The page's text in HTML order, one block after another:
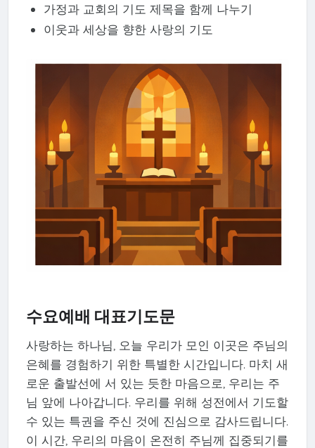
가정과 교회의 기도 제목을 함께 나누기
이웃과 세상을 향한 사랑의 기도
수요예배 대표기도문
사랑하는 하나님, 오늘 우리가 모인 이곳은 주님의
은혜를 경험하기 위한 특별한 시간입니다. 마치 새
로운 출발선에 서 있는 듯한 마음으로, 우리는 주
님 앞에 나아갑니다. 우리를 위해 성전에서 기도할
수 있는 특권을 주신 것에 진심으로 감사드립니다.
이 시간, 우리의 마음이 온전히 주님께 집중되기를